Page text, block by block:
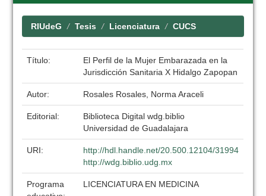
RIUdeG Tesis Licenciatura CUCS
Título:
El Perfil de la Mujer Embarazada en la
Jurisdicción Sanitaria X Hidalgo Zapopan
Autor: Rosales Rosales, Norma Araceli
Editorial:
Biblioteca Digital wdg.biblio
Universidad de Guadalajara
URI:
http://hdl.handle.net/20.500.12104/31994
http://wdg.biblio.udg.mx
Programa
LICENCIATURA EN MEDICINA